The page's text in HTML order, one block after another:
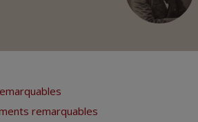
remarquables